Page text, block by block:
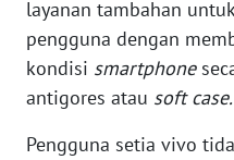
layanan tambahan
pengguna dengan
kondisi smartphone
antigores atau soft case.
Pengguna setia vivo
WN
GORONTALO
SULUT